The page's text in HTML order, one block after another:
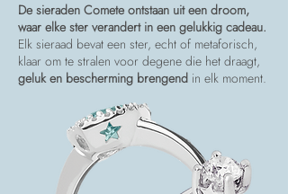
De sieraden Comete ontstaan uit een droom,
waar elke ster verandert in een gelukkig cadeau.
Elk sieraad bevat een ster, echt of metaforisch,
klaar om te stralen voor degene die het draagt,
geluk en bescherming brengend in elk moment.